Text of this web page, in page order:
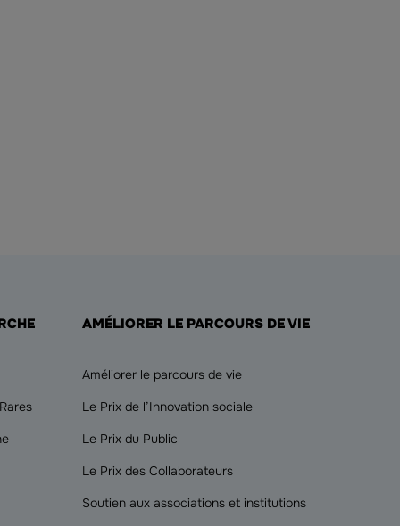
AMÉLIORER LE PARCOURS DE VIE
Améliorer le parcours de vie
Le Prix de l’Innovation sociale
Le Prix du Public
Le Prix des Collaborateurs
Soutien aux associations et institutions